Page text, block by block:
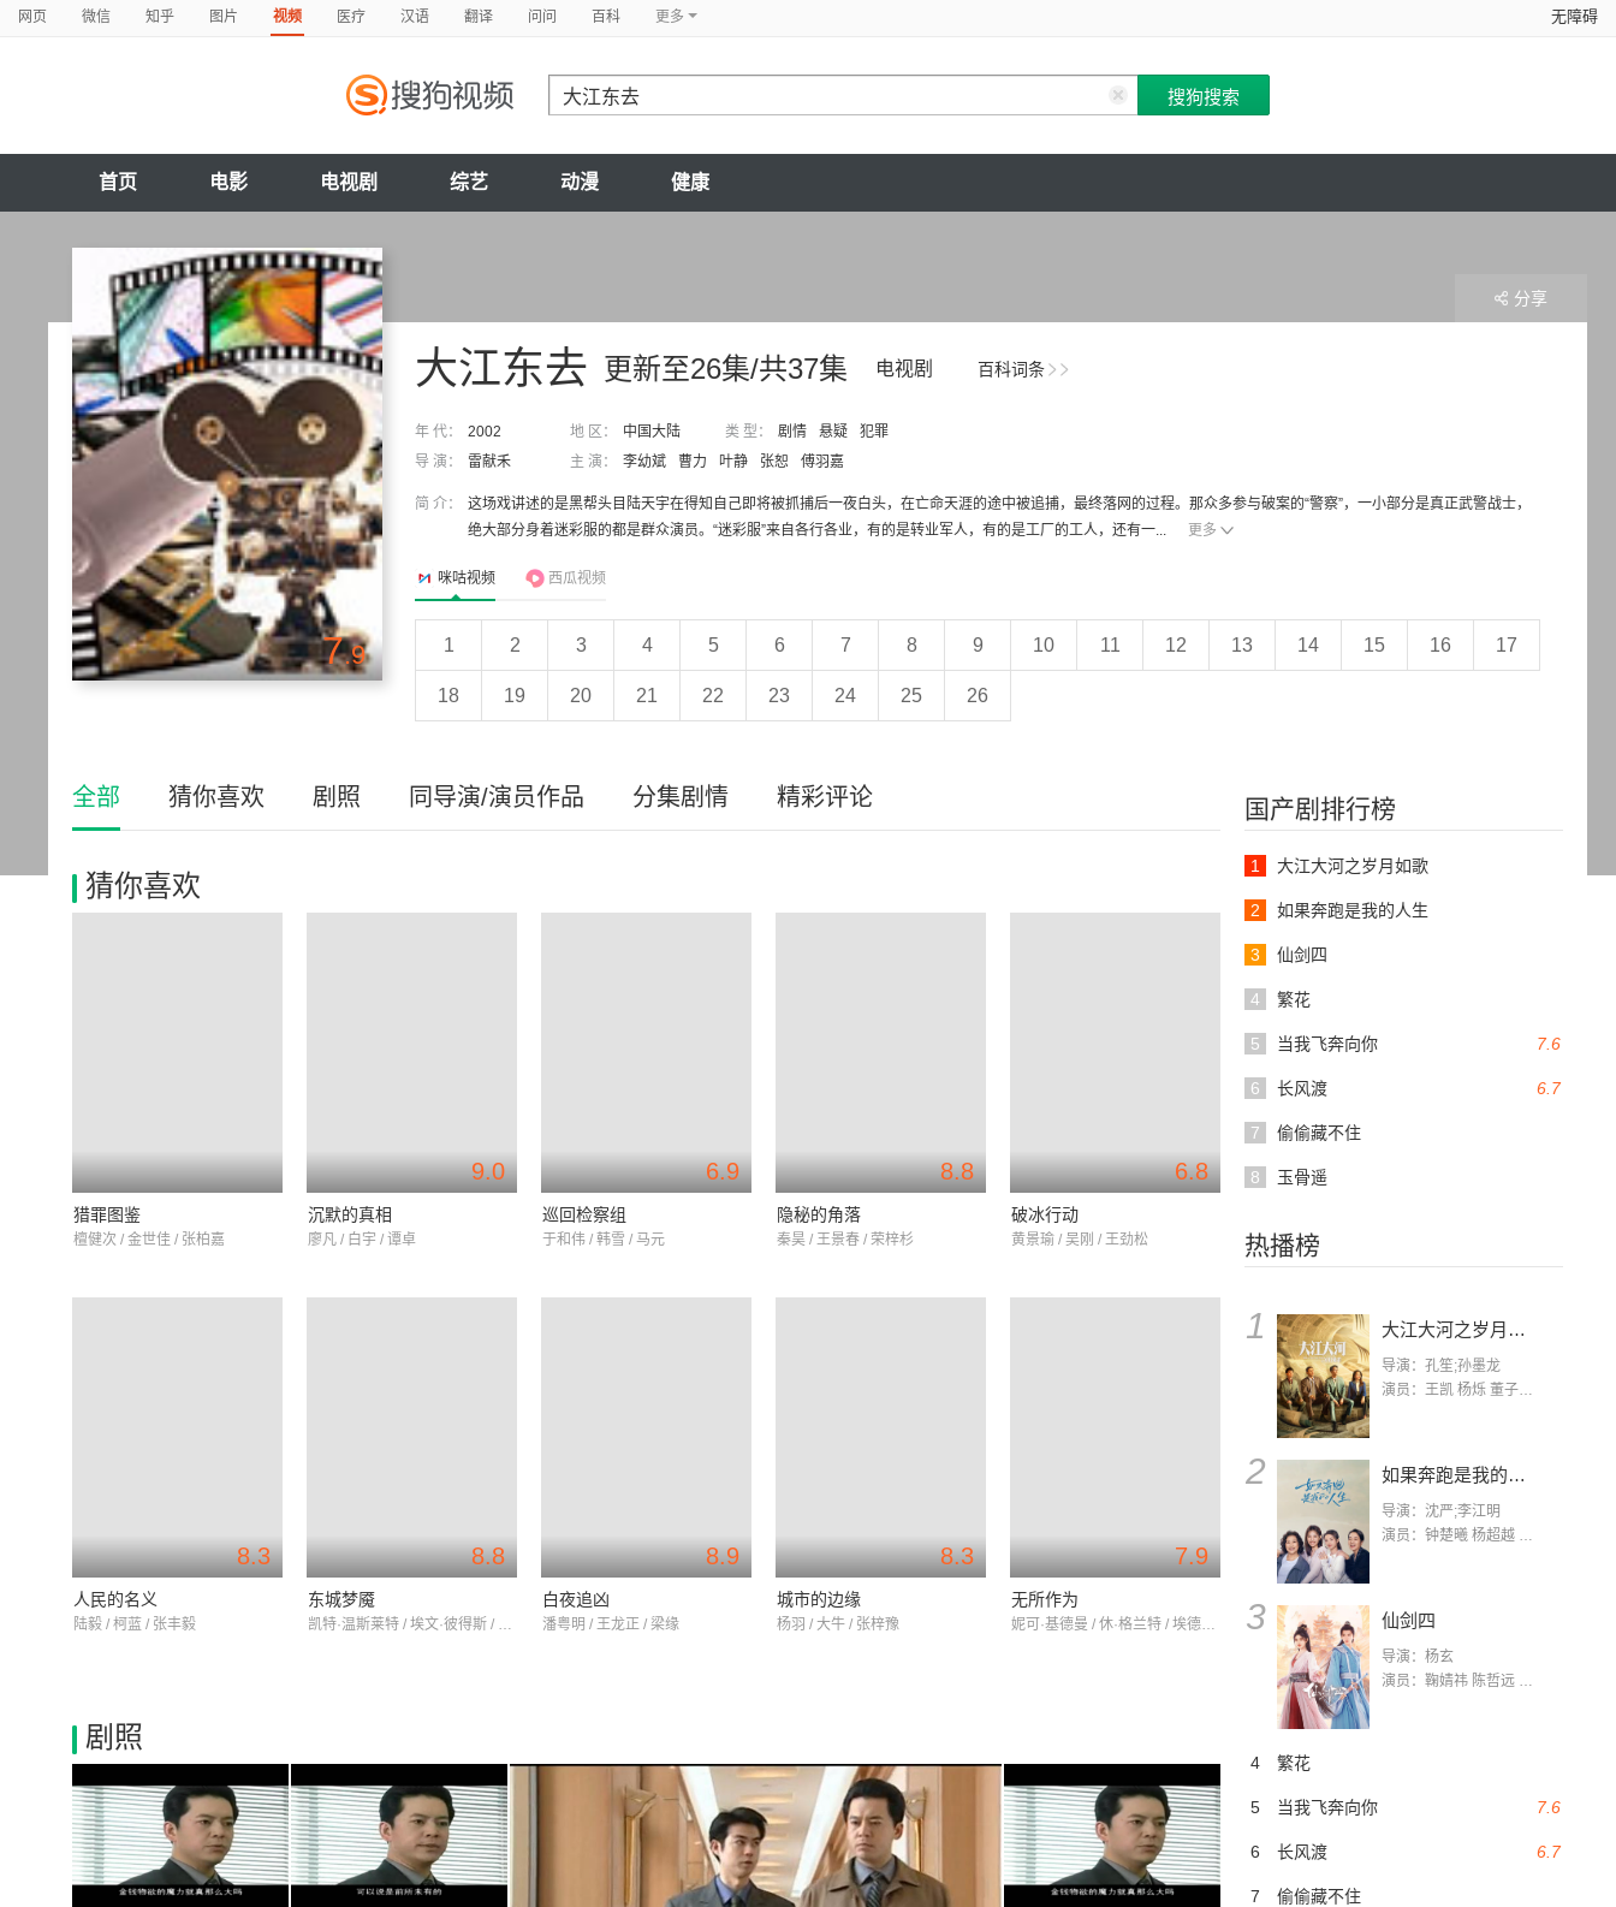
网页 微信 知乎 图片 视频 医疗 汉语 翻译 问问 百科 更多 无障碍
首页 电影 电视剧 综艺 动漫 健康
7.9
百科词条
更新至26集/共37集 电视剧
大江东去
年 代： 2002 地 区： 中国大陆 类 型： 剧情 悬疑
犯罪
导 演：
雷献禾 主 演： 李幼斌 曹力 叶静 张恕 傅羽嘉
简 介：
这场戏讲述的是黑帮头目陆天宇在得知自己即将被抓捕后一夜白头，在亡命天涯的途中被追捕，最终落网的过程。那众多参与破案的“警察”，一小部分是真正武警战士，
绝大部分身着迷彩服的都是群众演员。“迷彩服”来自各行各业，有的是转业军人，有的是工厂的工人，还有一...
更多
咪咕视频 西瓜视频
1 2 3 4 5 6 7 8 9 10 11 12 13 14 15 16 17
18 19 20 21 22 23 24 25 26
分享
国产剧排行榜
1 大江大河之岁月如歌
2 如果奔跑是我的人生
3 仙剑四
4 繁花
7.6
5 当我飞奔向你
6.7
6 长风渡
7 偷偷藏不住
8 玉骨遥
热播榜
1 大江大河之岁月如歌
导演：孔笙;孙墨龙
演员：王凯 杨烁 董子健 杨采钰 张佳宁 练练 林栋甫 房子斌
2 如果奔跑是我的人生
导演：沈严;李江明
演员：钟楚曦 杨超越 许娣 陈小艺 侯雯元 宋洋 王宥钧 李添诺
3 仙剑四
导演：杨玄
演员：鞠婧祎 陈哲远 茅子俊 毛晓慧 王媛可 张志浩 林枫松 张帆（演员）
4 繁花
7.6
5 当我飞奔向你
6.7
6 长风渡
7 偷偷藏不住
全部 猜你喜欢 剧照 同导演/演员作品 分集剧情 精彩评论
猜你喜欢
猎罪图鉴
檀健次 / 金世佳 / 张柏嘉
9.0
沉默的真相
廖凡 / 白宇 / 谭卓
6.9
巡回检察组
于和伟 / 韩雪 / 马元
8.8
隐秘的角落
秦昊 / 王景春 / 荣梓杉
6.8
破冰行动
黄景瑜 / 吴刚 / 王劲松
8.3
人民的名义
陆毅 / 柯蓝 / 张丰毅
8.8
东城梦魇
凯特·温斯莱特 / 埃文·彼得斯 / 朱丽安妮·尼科尔森
8.9
白夜追凶
潘粤明 / 王龙正 / 梁缘
8.3
城市的边缘
杨羽 / 大牛 / 张梓豫
7.9
无所作为
妮可·基德曼 / 休·格兰特 / 埃德加·拉米雷兹
剧照